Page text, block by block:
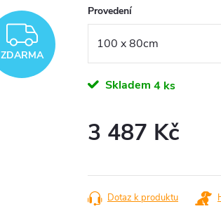
ZDARMA
ZDARMA
Provedení
Skladem 4 ks
3 487 Kč
Dotaz k produktu